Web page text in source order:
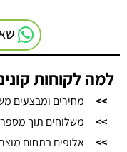
למה לקוחות
>>
מחירים ומבצעים
>>
משלוחים תוך
>>
אלופים בתחום